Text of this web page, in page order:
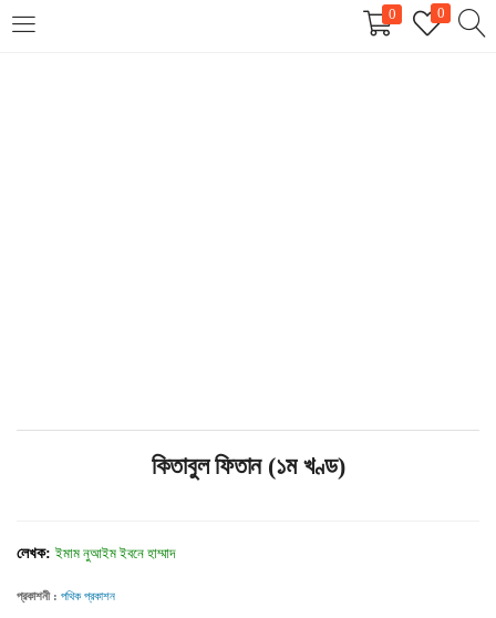
0
0
REGISTER
কিতাবুল ফিতান (১ম খণ্ড)
লেখক:ইমাম নুআইম ইবনে হাম্মাদ
প্রকাশনী : পথিক প্রকাশন